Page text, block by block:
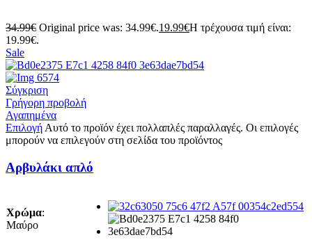
34.99€ Original price was: 34.99€.19.99€Η τρέχουσα τιμή είναι:
19.99€.
Sale
Σύγκριση
Γρήγορη προβολή
Αγαπημένα
Επιλογή Αυτό το προϊόν έχει πολλαπλές παραλλαγές. Οι επιλογές
μπορούν να επιλεγούν στη σελίδα του προϊόντος
Αρβυλάκι απλό
Χρώμα:
Μαύρο